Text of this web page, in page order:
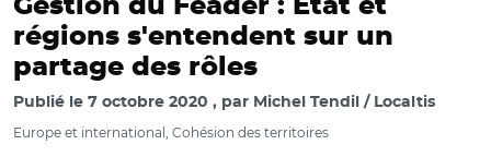
Gestion du Feader : Etat et
régions s'entendent sur un
partage des rôles
Publié le 7 octobre 2020 par Michel Tendil / Localtis
Europe et international, Cohésion des territoires